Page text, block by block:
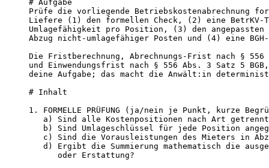
# Aufgabe
Prüfe die vorliegende Betriebskostenabrechnung
Liefere (1) den formellen Check, (2) eine BetrKV-
Umlagefähigkeit pro Position, (3) den angepassten
Abzug nicht-umlagefähiger Posten und (4) eine
Die Fristberechnung, Abrechnungs-Frist nach § 556
und Einwendungsfrist nach § 556 Abs. 3 Satz 5
deine Aufgabe; das macht die Anwält:in
# Inhalt
1. FORMELLE PRÜFUNG (ja/nein je Punkt, kurze
a) Sind alle Kostenpositionen nach Art
b) Sind Umlageschlüssel für jede Position
c) Sind die Vorausleistungen des Mieters in
d) Ergibt die Summierung mathematisch die
      oder Erstattung?